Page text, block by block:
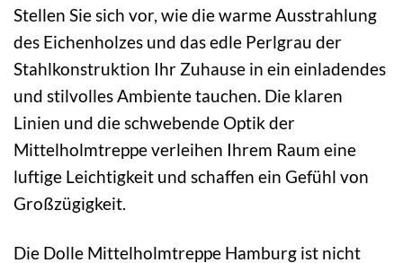
Stellen Sie sich vor, wie die warme Ausstrahlung
des Eichenholzes und das edle Perlgrau der
Stahlkonstruktion Ihr Zuhause in ein einladendes
und stilvolles Ambiente tauchen. Die klaren
Linien und die schwebende Optik der
Mittelholmtreppe verleihen Ihrem Raum eine
luftige Leichtigkeit und schaffen ein Gefühl von
Großzügigkeit.
Die Dolle Mittelholmtreppe Hamburg ist nicht